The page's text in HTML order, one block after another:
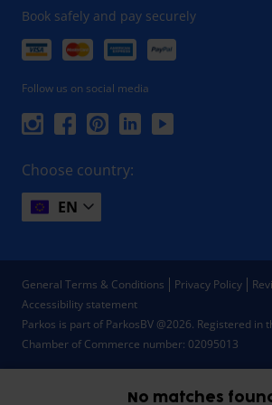
No matches
Book safely and pay securely
Follow us on social media
Choose country:
EN
Parkos is part of ParkosBV @2026. Registered in
Chamber of Commerce number: 02095013
General Terms & Conditions Privacy Policy
Accessibility statement